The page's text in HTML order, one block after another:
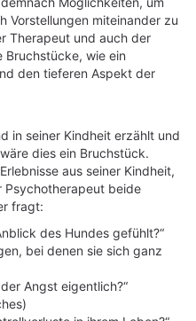
Vorstellungen miteinander zu
Therapeut und auch der
Bruchstücke, wie ein
den tieferen Aspekt der
in seiner Kindheit erzählt und
dies ein Bruchstück.
aus seiner Kindheit,
Psychotherapeut beide
fragt:
des Hundes gefühlt?“
bei denen sie sich ganz
Angst eigentlich?“